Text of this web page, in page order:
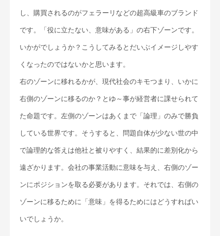
し、購買されるのがフェラーリなどの超高級車のブランド
です。「役に立たない、意味がある」の右下ゾーンです。
いかがでしょうか？こうしてみるとだいぶイメージしやす
くなったのではないかと思います。
右のゾーンに移れるかが、現代社会のキモつまり、いかに
右側のゾーンに移るのか？とゆ～事が経営者に課せられて
た命題です。左側のゾーンはあくまで「論理」のみで勝負
している世界です。そうすると、問題自体が少ない世の中
で論理的な答えは他社と被りやすく、結果的に差別化から
遠ざかります。会社の事業活動に意味を与え、右側のゾー
ンにポジションを取る必要があります。それでは、右側の
ゾーンに移るために「意味」を得るためにはどうすればい
いでしょうか。